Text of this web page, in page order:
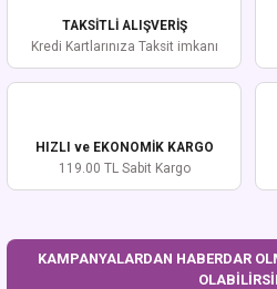
Ürün resmi kalitesiz, bozuk veya
Ürün fiyatı diğer sitelerden daha
Bu ürüne benzer farklı alternatifler
TAKSİTLİ ALIŞVERİŞ
Kredi Kartlarınıza Taksit imkanı
HIZLI ve EKONOMİK KARGO
119.00 TL Sabit Kargo
KAMPANYALARDAN HABERDAR